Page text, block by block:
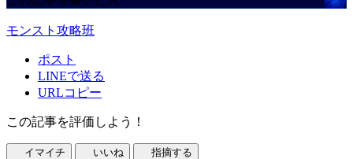
モンスト攻略班
ポスト
LINEで送る
URLコピー
この記事を評価しよう！
イマイチ いいね 指摘する